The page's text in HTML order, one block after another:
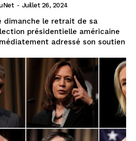
- Juillet 26, 2024
dimanche le retrait de sa
présidentielle américaine
adressé son soutien